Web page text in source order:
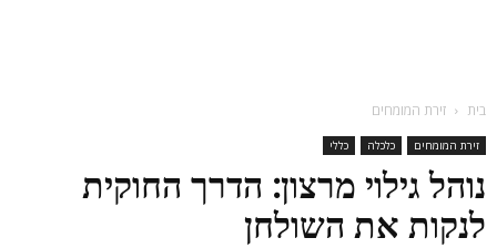
בית זירת המומחים
זירת המומחים כלכלה כללי
נוהל גילוי מרצון: הדרך החוקית
לנקות את השולחן